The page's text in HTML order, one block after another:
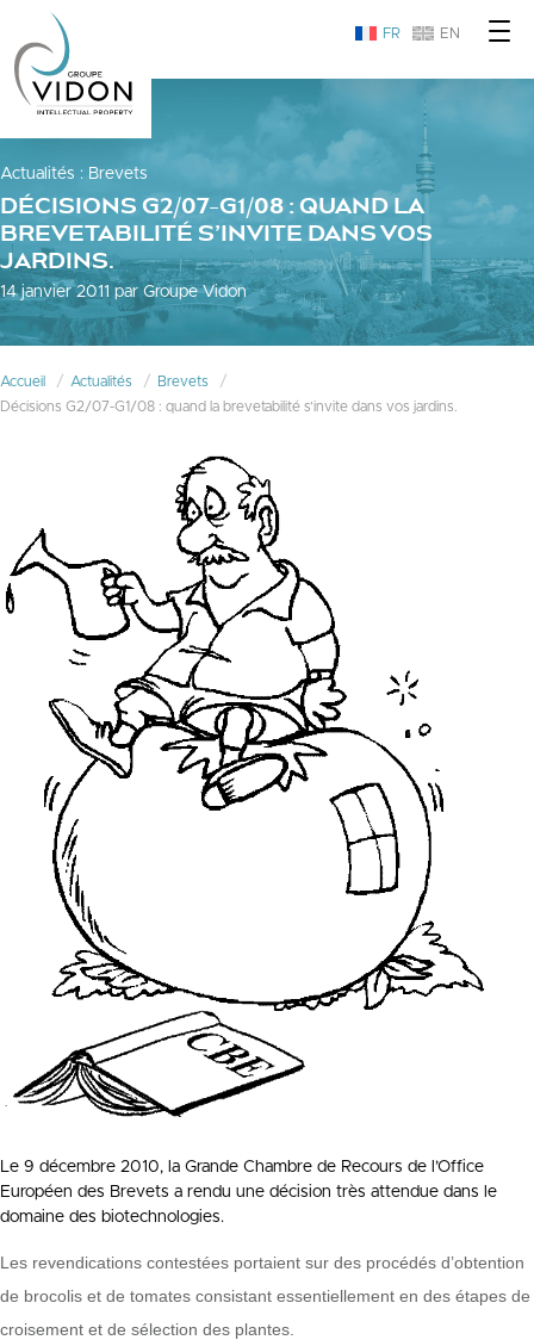
FR EN
Actualités : Brevets
DÉCISIONS G2/07-G1/08 : QUAND LA
BREVETABILITÉ S’INVITE DANS VOS
JARDINS.
14 janvier 2011 par Groupe Vidon
Accueil Actualités
Brevets
Décisions G2/07-G1/08 : quand la brevetabilité s’invite dans vos jardins.
Le 9 décembre 2010, la Grande Chambre de Recours de l’Office
Européen des Brevets a rendu une décision très attendue dans le
domaine des biotechnologies.
Les revendications contestées portaient sur des procédés d’obtention
de brocolis et de tomates consistant essentiellement en des étapes de
croisement et de sélection des plantes.